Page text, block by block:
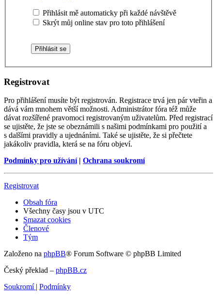
Přihlásit mě automaticky při každé návštěvě
Skrýt můj online stav pro toto přihlášení
Registrovat
Pro přihlášení musíte být registrován. Registrace trvá jen pár vteřin a
dává vám mnohem větší možnosti. Administrátor fóra též může
dávat rozšířené pravomoci registrovaným uživatelům. Před registrací
se ujistěte, že jste se obeznámili s našimi podmínkami pro použití a
s dalšími pravidly a ujednáními. Také se ujistěte, že si přečtete
jakákoliv pravidla, která se na fóru objeví.
Podmínky pro užívání| Ochrana soukromí
Registrovat
Obsah fóra
Všechny časy jsou v UTC
Smazat cookies
Členové
Tým
Založeno na phpBB® Forum Software © phpBB Limited
Český překlad – phpBB.cz
Soukromí | Podmínky